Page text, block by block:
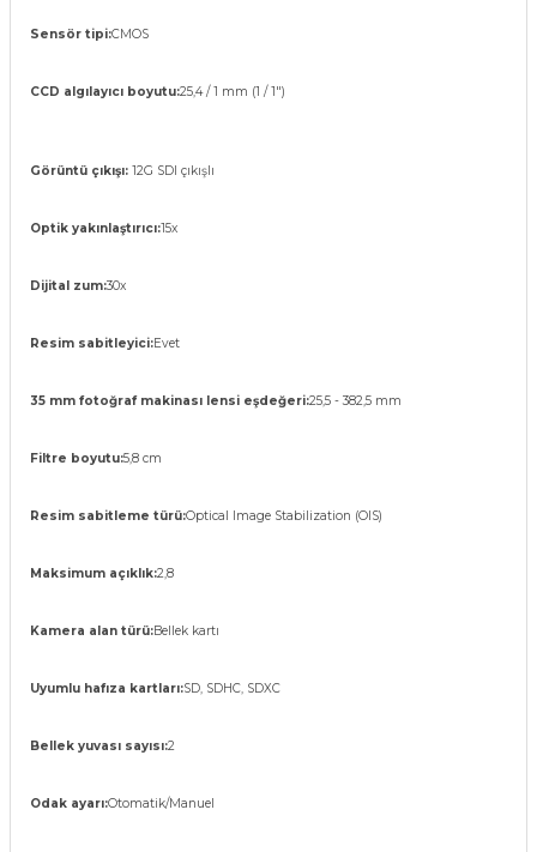
Sensör tipi:CMOS
CCD algılayıcı boyutu:25,4 / 1 mm (1 / 1")
Görüntü çıkışı: 12G SDI çıkışlı
Optik yakınlaştırıcı:15x
Dijital zum:30x
Resim sabitleyici:Evet
35 mm fotoğraf makinası lensi eşdeğeri:25,5 - 382,5 mm
Filtre boyutu:5,8 cm
Resim sabitleme türü:Optical Image Stabilization (OIS)
Maksimum açıklık:2,8
Kamera alan türü:Bellek kartı
Uyumlu hafıza kartları:SD, SDHC, SDXC
Bellek yuvası sayısı:2
Odak ayarı:Otomatik/Manuel